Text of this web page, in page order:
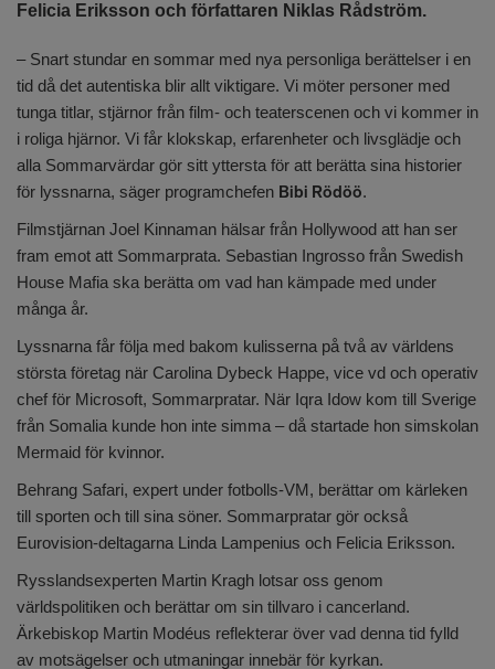
Felicia Eriksson och författaren Niklas Rådström.
– Snart stundar en sommar med nya personliga berättelser i en
tid då det autentiska blir allt viktigare. Vi möter personer med
tunga titlar, stjärnor från film- och teaterscenen och vi kommer in
i roliga hjärnor. Vi får klokskap, erfarenheter och livsglädje och
alla Sommarvärdar gör sitt yttersta för att berätta sina historier
för lyssnarna, säger programchefen Bibi Rödöö.
Filmstjärnan Joel Kinnaman hälsar från Hollywood att han ser
fram emot att Sommarprata. Sebastian Ingrosso från Swedish
House Mafia ska berätta om vad han kämpade med under
många år.
Lyssnarna får följa med bakom kulisserna på två av världens
största företag när Carolina Dybeck Happe, vice vd och operativ
chef för Microsoft, Sommarpratar. När Iqra Idow kom till Sverige
från Somalia kunde hon inte simma – då startade hon simskolan
Mermaid för kvinnor.
Behrang Safari, expert under fotbolls-VM, berättar om kärleken
till sporten och till sina söner. Sommarpratar gör också
Eurovision-deltagarna Linda Lampenius och Felicia Eriksson.
Rysslandsexperten Martin Kragh lotsar oss genom
världspolitiken och berättar om sin tillvaro i cancerland.
Ärkebiskop Martin Modéus reflekterar över vad denna tid fylld
av motsägelser och utmaningar innebär för kyrkan.